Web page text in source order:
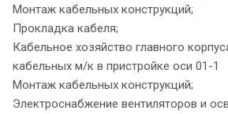
Монтаж кабельных конструкций;
Прокладка кабеля;
Кабельное хозяйство главного
кабельных м/к в пристройке оси 01-1
Монтаж кабельных конструкций;
Электроснабжение вентиляторов и